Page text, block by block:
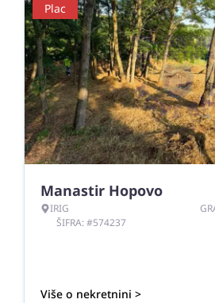
Plac
Manastir Hopovo
IRIG
ŠIFRA: #574237
Više o nekretnini >